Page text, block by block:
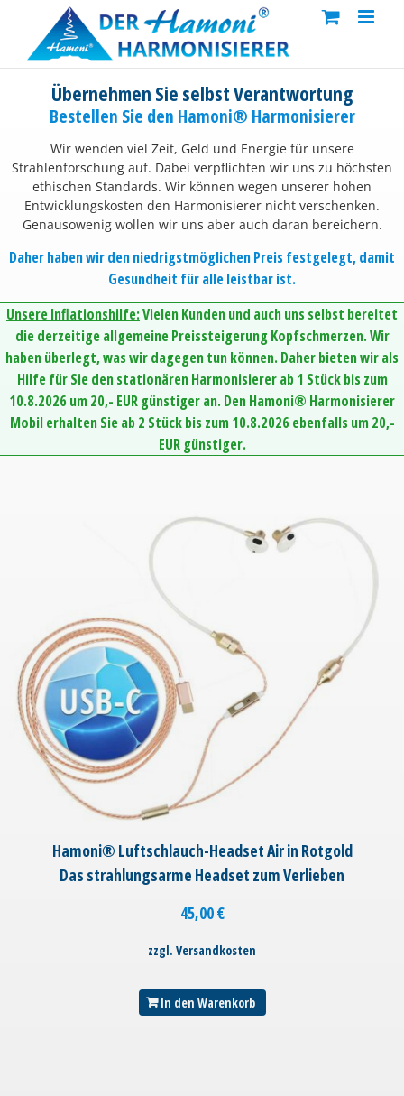
content
Übernehmen Sie selbst Verantwortung
Bestellen Sie den Hamoni® Harmonisierer
Wir wenden viel Zeit, Geld und Energie für unsere
Strahlenforschung auf. Dabei verpflichten wir uns zu höchsten
ethischen Standards. Wir können wegen unserer hohen
Entwicklungskosten den Harmonisierer nicht verschenken.
Genausowenig wollen wir uns aber auch daran bereichern.
Daher haben wir den niedrigstmöglichen Preis festgelegt, damit
Gesundheit für alle leistbar ist.
Unsere Inflationshilfe:Vielen Kunden und auch uns selbst bereitet
die derzeitige allgemeine Preissteigerung Kopfschmerzen. Wir
haben überlegt, was wir dagegen tun können. Daher bieten wir als
Hilfe für Sie den stationären Harmonisierer ab 1 Stück bis zum
10.8.2026 um 20,- EUR günstiger an. Den Hamoni® Harmonisierer
Mobil erhalten Sie ab 2 Stück bis zum 10.8.2026 ebenfalls um 20,-
EUR günstiger.
Hamoni® Luftschlauch-Headset Air in Rotgold
Das strahlungsarme Headset zum Verlieben
45,00€
zzgl. Versandkosten
In den Warenkorb